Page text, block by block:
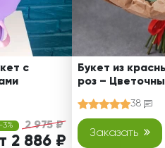
с
-3% 2 975 ₽
2 886 ₽
Букет из
роз –
38
Заказать